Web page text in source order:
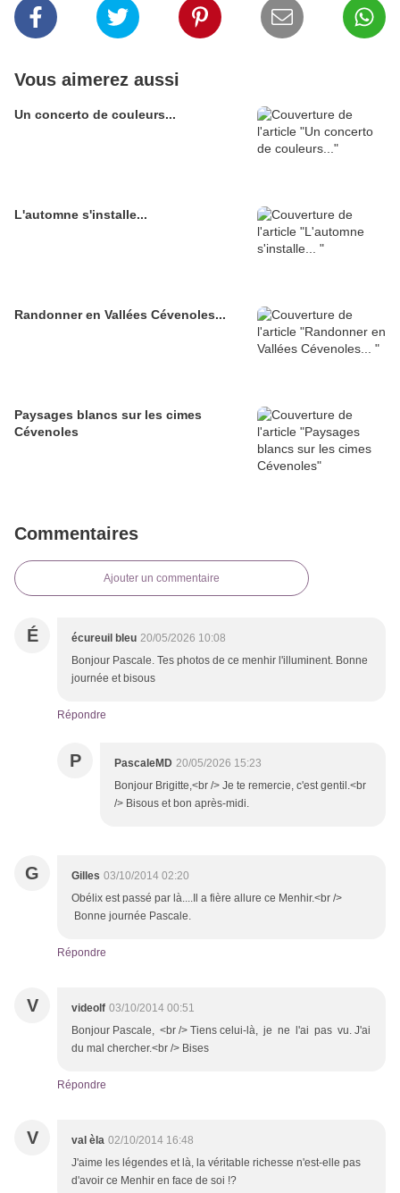
Vous aimerez aussi
Un concerto de couleurs...
L'automne s'installe...
Randonner en Vallées Cévenoles...
Paysages blancs sur les cimes
Cévenoles
Commentaires
Ajouter un commentaire
É écureuil bleu 20/05/2026 10:08
Bonjour Pascale. Tes photos de ce menhir l'illuminent. Bonne
journée et bisous
Répondre
P PascaleMD 20/05/2026 15:23
Bonjour Brigitte,<br /> Je te remercie, c'est gentil.<br
/> Bisous et bon après-midi.
G Gilles 03/10/2014 02:20
Obélix est passé par là....Il a fière allure ce Menhir.<br />
Bonne journée Pascale.
Répondre
V videolf 03/10/2014 00:51
Bonjour Pascale, <br /> Tiens celui-là, je ne l'ai pas vu. J'ai
du mal chercher.<br /> Bises
Répondre
V val èla 02/10/2014 16:48
J'aime les légendes et là, la véritable richesse n'est-elle pas
d'avoir ce Menhir en face de soi !?